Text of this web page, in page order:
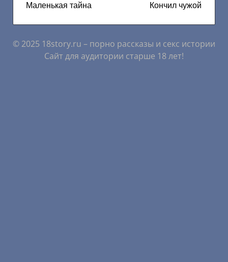
Маленькая тайна Кончил чужой
© 2025 18story.ru – порно рассказы и секс истории
Сайт для аудитории старше 18 лет!